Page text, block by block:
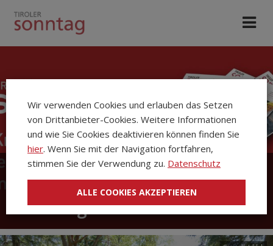
Die Kirchenzeitung Tiroler
Sonntag
Wir verwenden Cookies und erlauben das Setzen
von Drittanbieter-Cookies. Weitere Informationen
und wie Sie Cookies deaktivieren können finden Sie
hier. Wenn Sie mit der Navigation fortfahren,
stimmen Sie der Verwendung zu. Datenschutz
ALLE COOKIES AKZEPTIEREN